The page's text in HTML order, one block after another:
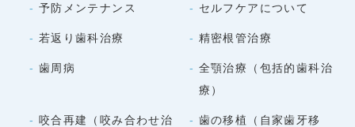
予防メンテナンス セルフケアについて
若返り歯科治療 精密根管治療
歯周病
全顎治療（包括的歯科治
療）
咬合再建（咬み合わせ治
歯の移植（自家歯牙移